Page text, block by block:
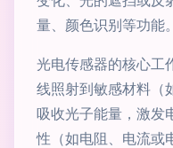
量、颜色识别等功能。
光电传感器的核心工
线照射到敏感材料（
吸收光子能量，激发
性（如电阻、电流或